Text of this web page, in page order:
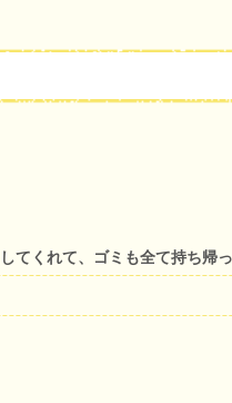
てくれて、ゴミも全て持ち帰